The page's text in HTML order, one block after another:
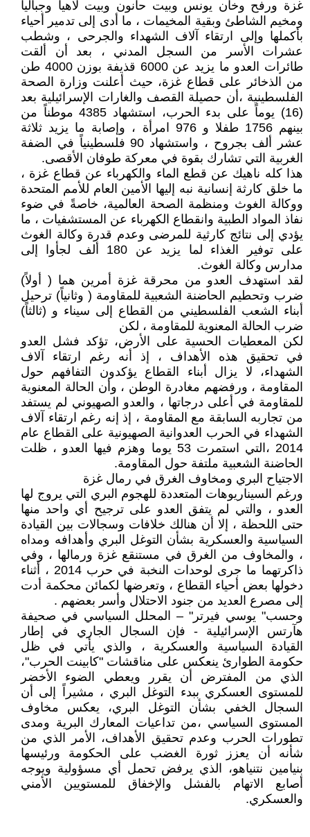
غزة ورفح وخان يونس وبيت حانون وبيت لاهيا وجباليا
ومخيم الشاطئ وبقية المخيمات ، ما أدى إلى تدمير أحياء
بأكملها وإلى ارتقاء آلاف الشهداء والجرحى ، وشطب
عشرات الأسر من السجل المدني ، بعد أن ألقت
طائرات العدو ما يزيد عن 6000 قذيفة بوزن 4000 طن
من الذخائر على قطاع غزة، حيث أعلنت وزارة الصحة
الفلسطينية ،أن حصيلة القصف والغارات الإسرائيلية بعد
(16) يوماً على بدء الحرب، استشهاد 4385 موطناً من
بينهم 1756 طفلا و 976 امرأة ، وإصابة ما يزيد ثلاثة
عشر ألف بجروح ، واستشهاد 90 فلسطينياً في الضفة
الغربية التي تشارك بقوة في معركة طوفان الأقصى.
هذا كله ناهيك عن قطع الماء والكهرباء عن قطاع غزة ،
ما خلق كارثة إنسانية نبه إليها الأمين العام للأمم المتحدة
ووكالة الغوث ومنظمة الصحة العالمية، خاصةً في ضوء
نفاذ المواد الطبية وانقطاع الكهرباء عن المستشفيات ، ما
يؤدي إلى نتائج كارثية للمرضى وعدم قدرة وكالة الغوث
على توفير الغذاء لما يزيد عن 180 ألف لجأوا إلى
مدارس وكالة الغوث.
لقد استهدف العدو من محرقة غزة أمرين هما ( أولاً)
ضرب وتحطيم الحاضنة الشعبية للمقاومة ( وثانياً) ترحيل
أبناء الشعب الفلسطيني من القطاع إلى سيناء و (ثالثاً)
ضرب الحالة المعنوية للمقاومة ، لكن
لكن المعطيات الحسية على الأرض، تؤكد فشل العدو
في تحقيق هذه الأهداف ، إذ أنه رغم ارتقاء آلاف
الشهداء، لا يزال أبناء القطاع يؤكدون التفافهم حول
المقاومة ، ورفضهم مغادرة الوطن ، وأن الحالة المعنوية
للمقاومة في أعلى درجاتها ، والعدو الصهيوني لم يستفد
من تجاربه السابقة مع المقاومة ، إذ إنه رغم ارتقاء آلاف
الشهداء في الحرب العدوانية الصهيونية على القطاع عام
2014 ،التي استمرت 53 يوما وهزم فيها العدو ، ظلت
الحاضنة الشعبية ملتفة حول المقاومة.
الاجتياح البري ومخاوف الغرق في رمال غزة
ورغم السيناريوهات المتعددة للهجوم البري التي يروج لها
العدو ، والتي لم يتفق العدو على ترجيح أي واحد منها
حتى اللحظة ، إلا أن هنالك خلافات وسجالات بين القيادة
السياسية والعسكرية بشأن التوغل البري وأهدافه ومداه
، والمخاوف من الغرق في مستنقع غزة ورمالها ، وفي
ذاكرتهما ما جرى لوحدات النخبة في حرب 2014 ، أثناء
دخولها بعض أحياء القطاع ، وتعرضها لكمائن محكمة أدت
إلى مصرع العديد من جنود الاحتلال وأسر بعضهم .
وحسب" يوسي فيرتر" – المحلل السياسي في صحيفة
هآرتس الإسرائيلية - فإن السجال الجاري في إطار
القيادة السياسية والعسكرية ، والذي يأتي في ظل
حكومة الطوارئ ينعكس على مناقشات "كابينت الحرب"،
الذي من المفترض أن يقرر ويعطي الضوء الأخضر
للمستوى العسكري ببدء التوغل البري ، مشيراً إلى أن
السجال الخفي بشأن التوغل البري، يعكس مخاوف
المستوى السياسي ،من تداعيات المعارك البرية ومدى
تطورات الحرب وعدم تحقيق الأهداف، الأمر الذي من
شأنه أن يعزز ثورة الغضب على الحكومة ورئيسها
بنيامين نتنياهو، الذي يرفض تحمل أي مسؤولية ويوجه
أصابع الاتهام بالفشل والإخفاق للمستويين الأمني
والعسكري.